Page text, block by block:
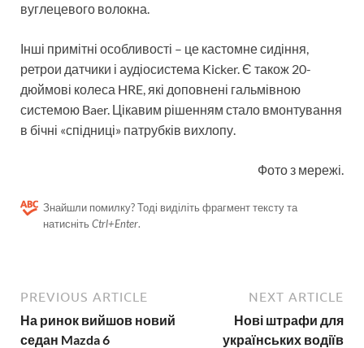
вуглецевого волокна.
Інші примітні особливості – це кастомне сидіння,
ретрои датчики і аудіосистема Kicker. Є також 20-
дюймові колеса HRE, які доповнені гальмівною
системою Baer. Цікавим рішенням стало вмонтування
в бічні «спідниці» патрубків вихлопу.
Фото з мережі.
Знайшли помилку? Тоді виділіть фрагмент тексту та
натисніть Ctrl+Enter.
PREVIOUS ARTICLE
На ринок вийшов новий
седан Mazda 6
NEXT ARTICLE
Нові штрафи для
українських водіїв